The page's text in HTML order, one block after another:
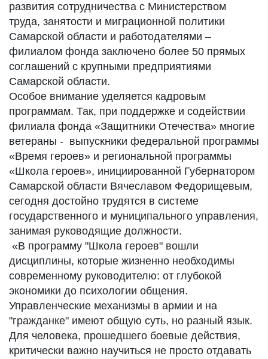
развития сотрудничества с Министерством
труда, занятости и миграционной политики
Самарской области и работодателями –
филиалом фонда заключено более 50 прямых
соглашений с крупными предприятиями
Самарской области.
Особое внимание уделяется кадровым
программам. Так, при поддержке и содействии
филиала фонда «Защитники Отечества» многие
ветераны - выпускники федеральной программы
«Время героев» и региональной программы
«Школа героев», инициированной Губернатором
Самарской области Вячеславом Федорищевым,
сегодня достойно трудятся в системе
государственного и муниципального управления,
занимая руководящие должности.
«В программу "Школа героев" вошли
дисциплины, которые жизненно необходимы
современному руководителю: от глубокой
экономики до психологии общения.
Управленческие механизмы в армии и на
"гражданке" имеют общую суть, но разный язык.
Для человека, прошедшего боевые действия,
критически важно научиться не просто отдавать